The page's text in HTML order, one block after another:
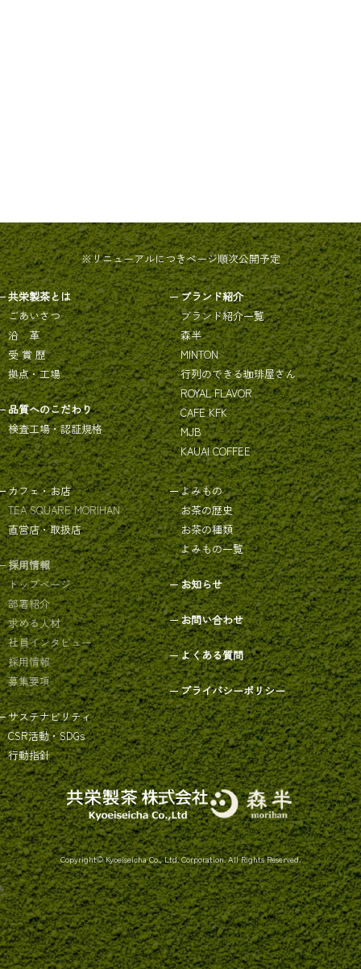
※リニューアルにつきページ順次公開予定
共栄製茶とは
ごあいさつ
沿 革
受 賞 歴
拠点・工場
品質へのこだわり
検査工場・認証規格
ブランド紹介
ブランド紹介一覧
森半
MINTON
行列のできる珈琲屋さん
ROYAL FLAVOR
CAFE KFK
MJB
KAUAI COFFEE
カフェ・お店
TEA SQUARE MORIHAN
直営店・取扱店
採用情報
トップページ
部署紹介
求める人材
社員インタビュー
採用情報
募集要項
サステナビリティ
CSR活動・SDGs
行動指針
よみもの
お茶の歴史
お茶の種類
よみもの一覧
お知らせ
お問い合わせ
よくある質問
プライバシーポリシー
Copyright© Kyoeiseicha Co., Ltd. Corporation. All Rights Reserved.